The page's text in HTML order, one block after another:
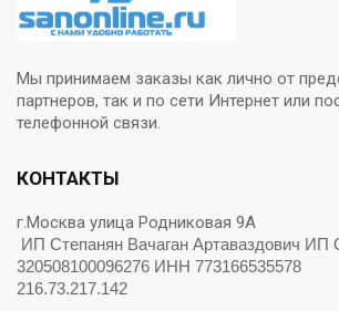
Мы принимаем заказы как лично от
партнеров, так и по сети Интернет или
телефонной связи.
КОНТАКТЫ
г.Москва улица Родниковая 9А
ИП Степанян Вачаган Артаваздович
320508100096276 ИНН 773166535578
216.73.217.142